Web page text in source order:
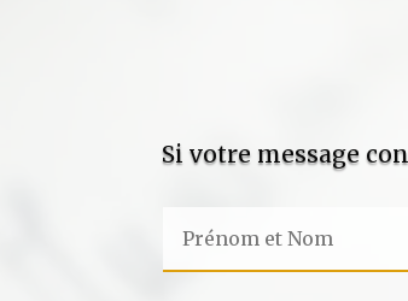
Si votre message